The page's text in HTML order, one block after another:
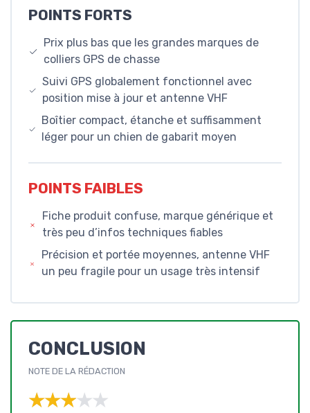
POINTS FORTS
Prix plus bas que les grandes marques de
colliers GPS de chasse
Suivi GPS globalement fonctionnel avec
position mise à jour et antenne VHF
Boîtier compact, étanche et suffisamment
léger pour un chien de gabarit moyen
POINTS FAIBLES
Fiche produit confuse, marque générique et
très peu d’infos techniques fiables
Précision et portée moyennes, antenne VHF
un peu fragile pour un usage très intensif
CONCLUSION
NOTE DE LA RÉDACTION
★★★★★
★★★★★